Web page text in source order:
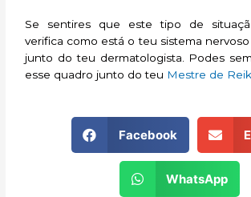
Se sentires que este tipo de
verifica como está o teu sistema
junto do teu dermatologista. Podes
esse quadro junto do teu Mestre de
Facebook
WhatsApp